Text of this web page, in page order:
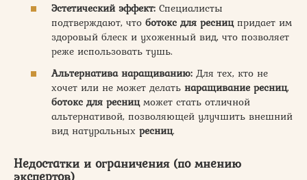
Эстетический эффект: Специалисты
подтверждают, что ботокс для ресницпридает им
здоровый блеск и ухоженный вид, что позволяет
реже использовать тушь.
Альтернатива наращиванию: Для тех, кто не
хочет или не может делать наращивание ресниц,
ботокс для ресницможет стать отличной
альтернативой, позволяющей улучшить внешний
вид натуральных ресниц.
Недостатки и ограничения (по мнению
экспертов)